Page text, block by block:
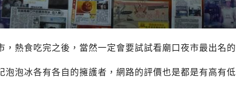
，熱食吃完之後，當然一定會要試試看廟口夜市最出名的
泡泡冰各有各自的擁護者，網路的評價也是都是有高有低